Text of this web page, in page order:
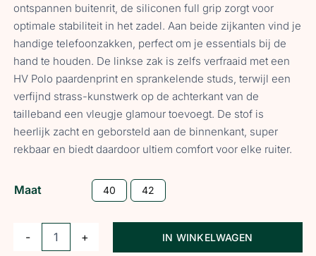
ontspannen buitenrit, de siliconen full grip zorgt voor
optimale stabiliteit in het zadel. Aan beide zijkanten vind je
handige telefoonzakken, perfect om je essentials bij de
hand te houden. De linkse zak is zelfs verfraaid met een
HV Polo paardenprint en sprankelende studs, terwijl een
verfijnd strass-kunstwerk op de achterkant van de
tailleband een vleugje glamour toevoegt. De stof is
heerlijk zacht en geborsteld aan de binnenkant, super
rekbaar en biedt daardoor ultiem comfort voor elke ruiter.
Maat 40 42
HV
IN WINKELWAGEN